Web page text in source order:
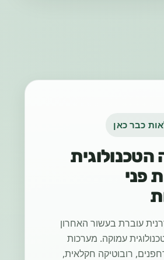
כבר כאן
פני
עוברת בעשור האחרון
עמוקה. מערכות
רובוטיקה חקלאית,